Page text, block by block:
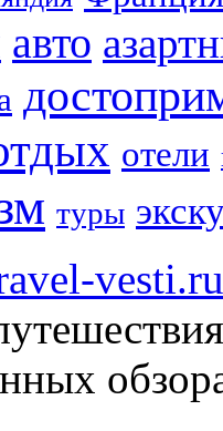
авто
отели
туры